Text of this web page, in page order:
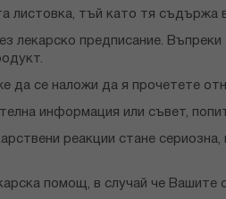
листовка, тъй като тя
лекарско предписание.
да се наложи да я прочетете
информация или съвет,
реакции стане
помощ, в случай че Вашите